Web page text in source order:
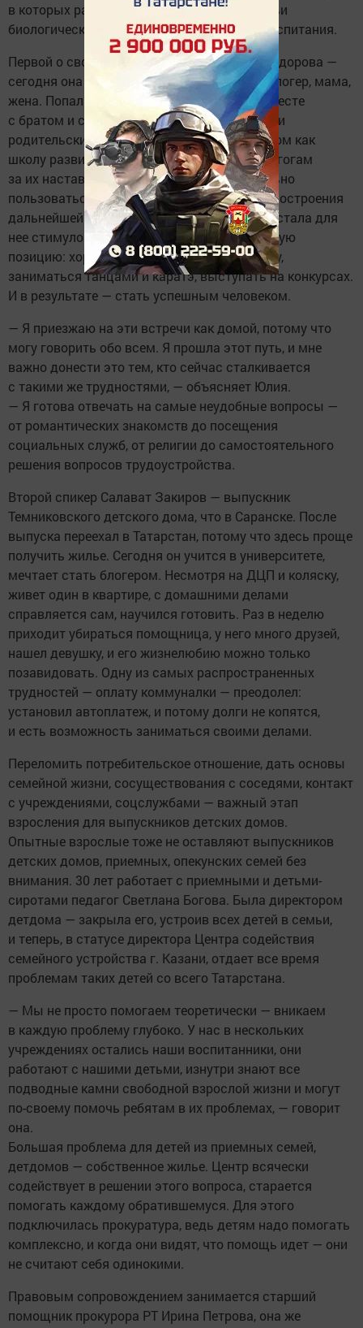
в которых растут мальчишки и девчонки, чьи
биологические родители устранились от воспитания.
Первой о своей судьбе рассказала Юлия Федорова —
сегодня она успешный педагог, психолог, блогер, мама,
жена. Попала в Нурлатский детский дом вместе
с братом и сестрой, когда родителей лишили
родительских прав. Юлия вспоминает детдом как
школу развития интуиции, благодарна педагогам
за их наставления. Например — как правильно
пользоваться бесплатным обучением для построения
дальнейшей карьеры. Безответная любовь стала для
нее стимулом проявлять активную жизненную
позицию: хорошо учиться, выпускать газету,
заниматься танцами и каратэ, выступать на конкурсах.
И в результате — стать успешным человеком.
— Я приезжаю на эти встречи как домой, потому что
могу говорить обо всем. Я прошла этот путь, и мне
важно донести это тем, кто сейчас сталкивается
с такими же трудностями, — объясняет Юлия.
— Я готова отвечать на самые неудобные вопросы —
от романтических знакомств до посещения
социальных служб, от религии до самостоятельного
решения вопросов трудоустройства.
Второй спикер Салават Закиров — выпускник
Темниковского детского дома, что в Саранске. После
выпуска переехал в Татарстан, потому что здесь проще
получить жилье. Сегодня он учится в университете,
мечтает стать блогером. Несмотря на ДЦП и коляску,
живет один в квартире, с домашними делами
справляется сам, научился готовить. Раз в неделю
приходит убираться помощница, у него много друзей,
нашел девушку, и его жизнелюбию можно только
позавидовать. Одну из самых распространенных
трудностей — оплату коммуналки — преодолел:
установил автоплатеж, и потому долги не копятся,
и есть возможность заниматься своими делами.
Переломить потребительское отношение, дать основы
семейной жизни, сосуществования с соседями, контакт
с учреждениями, соцслужбами — важный этап
взросления для выпускников детских домов.
Опытные взрослые тоже не оставляют выпускников
детских домов, приемных, опекунских семей без
внимания. 30 лет работает с приемными и детьми-
сиротами педагог Светлана Богова. Была директором
детдома — закрыла его, устроив всех детей в семьи,
и теперь, в статусе директора Центра содействия
семейного устройства г. Казани, отдает все время
проблемам таких детей со всего Татарстана.
— Мы не просто помогаем теоретически — вникаем
в каждую проблему глубоко. У нас в нескольких
учреждениях остались наши воспитанники, они
работают с нашими детьми, изнутри знают все
подводные камни свободной взрослой жизни и могут
по-своему помочь ребятам в их проблемах, — говорит
она.
Большая проблема для детей из приемных семей,
детдомов — собственное жилье. Центр всячески
содействует в решении этого вопроса, старается
помогать каждому обратившемуся. Для этого
подключилась прокуратура, ведь детям надо помогать
комплексно, и когда они видят, что помощь идет — они
не считают себя одинокими.
Правовым сопровождением занимается старший
помощник прокурора РТ Ирина Петрова, она же